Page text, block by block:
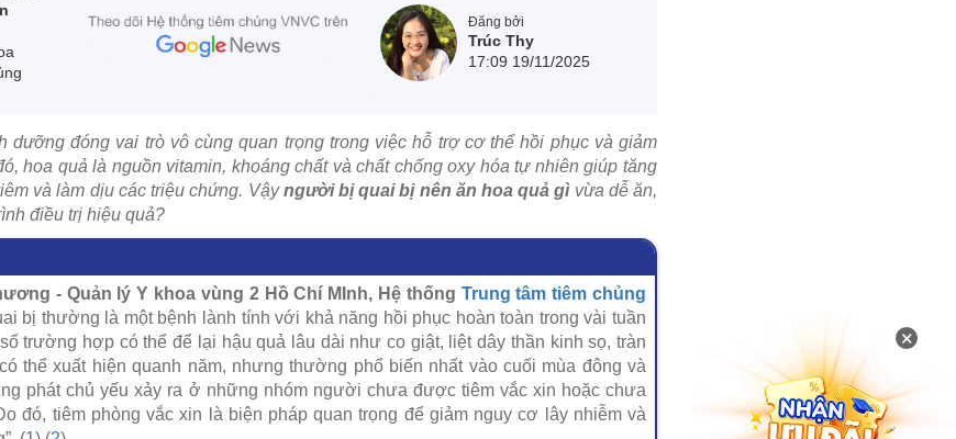
Đăng bởi
Trúc Thy
17:09 19/11/2025
dưỡng đóng vai trò vô cùng quan trọng trong việc hỗ trợ cơ thể hồi phục và giảm
hoa quả là nguồn vitamin, khoáng chất và chất chống oxy hóa tự nhiên giúp tăng
và làm dịu các triệu chứng. Vậyngười bị quai bị nên ăn hoa quả gì vừa dễ ăn,
điều trị hiệu quả?
- Quản lý Y khoa vùng 2 Hồ Chí MInh, Hệ thống Trung tâm tiêm chủng
bị thường là một bệnh lành tính với khả năng hồi phục hoàn toàn trong vài tuần
trường hợp có thể để lại hậu quả lâu dài như co giật, liệt dây thần kinh sọ, tràn
thể xuất hiện quanh năm, nhưng thường phổ biến nhất vào cuối mùa đông và
phát chủ yếu xảy ra ở những nhóm người chưa được tiêm vắc xin hoặc chưa
đó, tiêm phòng vắc xin là biện pháp quan trọng để giảm nguy cơ lây nhiễm và
×